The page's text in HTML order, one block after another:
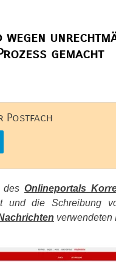
wegen
gemacht
Postfach
des Onlineportals
und die Schreibung
verwendeten